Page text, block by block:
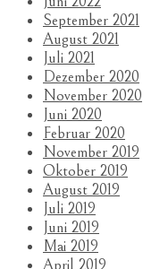
September 2021
August 2021
Juli 2021
Dezember 2020
November 2020
Juni 2020
Februar 2020
November 2019
Oktober 2019
August 2019
Juli 2019
Juni 2019
Mai 2019
April 2019